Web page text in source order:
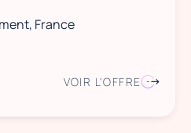
France
VOIR L'OFFRE